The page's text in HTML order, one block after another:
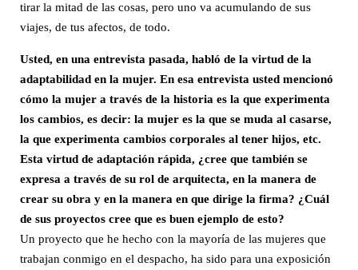
tirar la mitad de las cosas, pero uno va acumulando de sus
viajes, de tus afectos, de todo.
Usted, en una entrevista pasada, habló de la virtud de la
adaptabilidad en la mujer. En esa entrevista usted mencionó
cómo la mujer a través de la historia es la que experimenta
los cambios, es decir: la mujer es la que se muda al casarse,
la que experimenta cambios corporales al tener hijos, etc.
Esta virtud de adaptación rápida, ¿cree que también se
expresa a través de su rol de arquitecta, en la manera de
crear su obra y en la manera en que dirige la firma? ¿Cuál
de sus proyectos cree que es buen ejemplo de esto?
Un proyecto que he hecho con la mayoría de las mujeres que
trabajan conmigo en el despacho, ha sido para una exposición